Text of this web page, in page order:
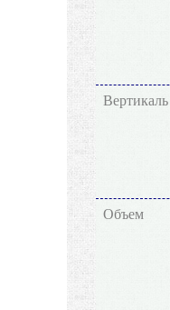
Вертикаль
Объем